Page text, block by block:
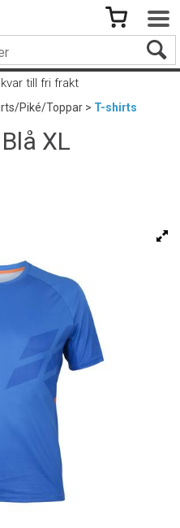
kvar till fri frakt
Piké/Toppar>T-shirts
XL